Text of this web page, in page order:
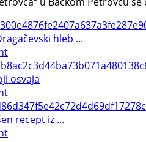
hleb ...
osvaja
recept iz ...